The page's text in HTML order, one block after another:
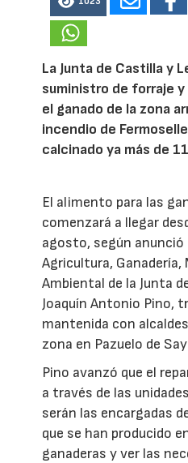
La Junta de Castilla y
suministro de forraje
el ganado de la zona
incendio de
calcinado ya más de
El alimento para las
comenzará a llegar
agosto, según anunció
Agricultura, Ganadería,
Ambiental de la Junta
Joaquín Antonio Pino,
mantenida con
zona en Pazuelo de
Pino avanzó que el
a través de las
serán las encargadas
que se han producido
ganaderas y ver las